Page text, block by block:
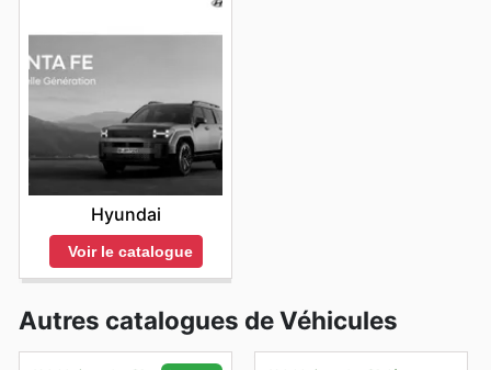
Hyundai
Voir le catalogue
Autres catalogues de Véhicules